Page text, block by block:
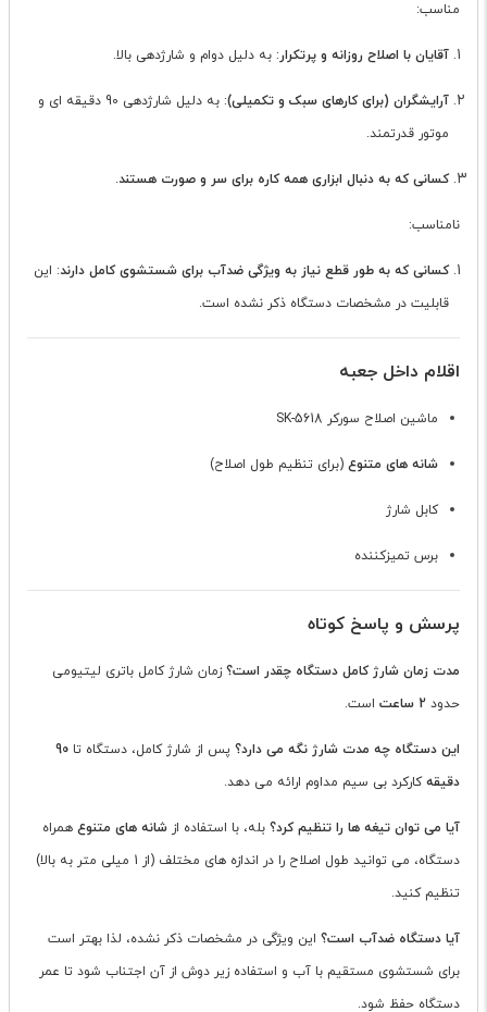
مناسب:
آقایان با اصلاح روزانه و پرتکرار: به دلیل دوام و شارژدهی بالا.
آرایشگران (برای کارهای سبک و تکمیلی)
: به دلیل شارژدهی 90 دقیقه ای و
موتور قدرتمند.
کسانی که به دنبال ابزاری همه کاره برای سر و صورت هستند.
نامناسب:
کسانی که به طور قطع نیاز به ویژگی ضدآب برای شستشوی کامل دارند: این
قابلیت در مشخصات دستگاه ذکر نشده است.
اقلام داخل جعبه
ماشین اصلاح سورکر SK-5618
شانه های متنوع (برای تنظیم طول اصلاح)
کابل شارژ
برس تمیزکننده
پرسش و پاسخ کوتاه
مدت زمان شارژ کامل دستگاه چقدر است؟ زمان شارژ کامل باتری لیتیومی
حدود 2 ساعت است.
این دستگاه چه مدت شارژ نگه می دارد؟ پس از شارژ کامل، دستگاه تا 90
دقیقهکارکرد بی سیم مداوم ارائه می دهد.
آیا می توان تیغه ها را تنظیم کرد؟ بله، با استفاده از شانه های متنوع همراه
دستگاه، می توانید طول اصلاح را در اندازه های مختلف (از 1 میلی متر به بالا)
تنظیم کنید.
آیا دستگاه ضدآب است؟ این ویژگی در مشخصات ذکر نشده، لذا بهتر است
برای شستشوی مستقیم با آب و استفاده زیر دوش از آن اجتناب شود تا عمر
دستگاه حفظ شود.